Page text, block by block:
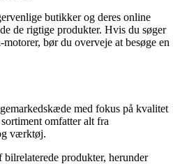
butikker og deres online
de rigtige produkter. Hvis du søger
bør du overveje at besøge en
med fokus på kvalitet
omfatter alt fra
værktøj.
produkter, herunder